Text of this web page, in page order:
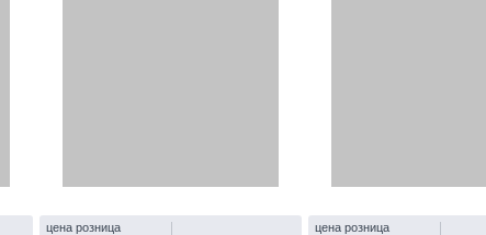
цена розница цена розница